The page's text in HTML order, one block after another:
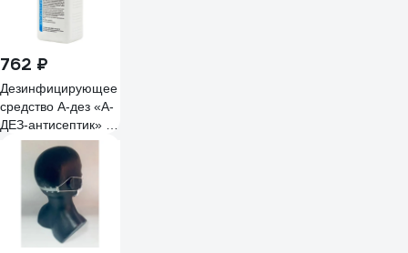
762 ₽
Дезинфицирующее
средство А-дез «А-
ДЕЗ-антисептик» -
1 л (насос-дозатор)
АДАНТ02